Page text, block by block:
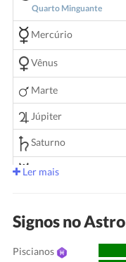
Quarto Minguante
Mercúrio
Vênus
Marte
Júpiter
Saturno
Urano
Plutão
Quiron
Ler mais
Signos no
Piscianos